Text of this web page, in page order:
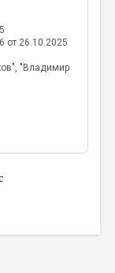
от 26.10.2025
"Владимир